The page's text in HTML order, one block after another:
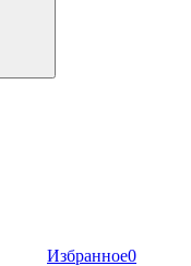
Избранное0